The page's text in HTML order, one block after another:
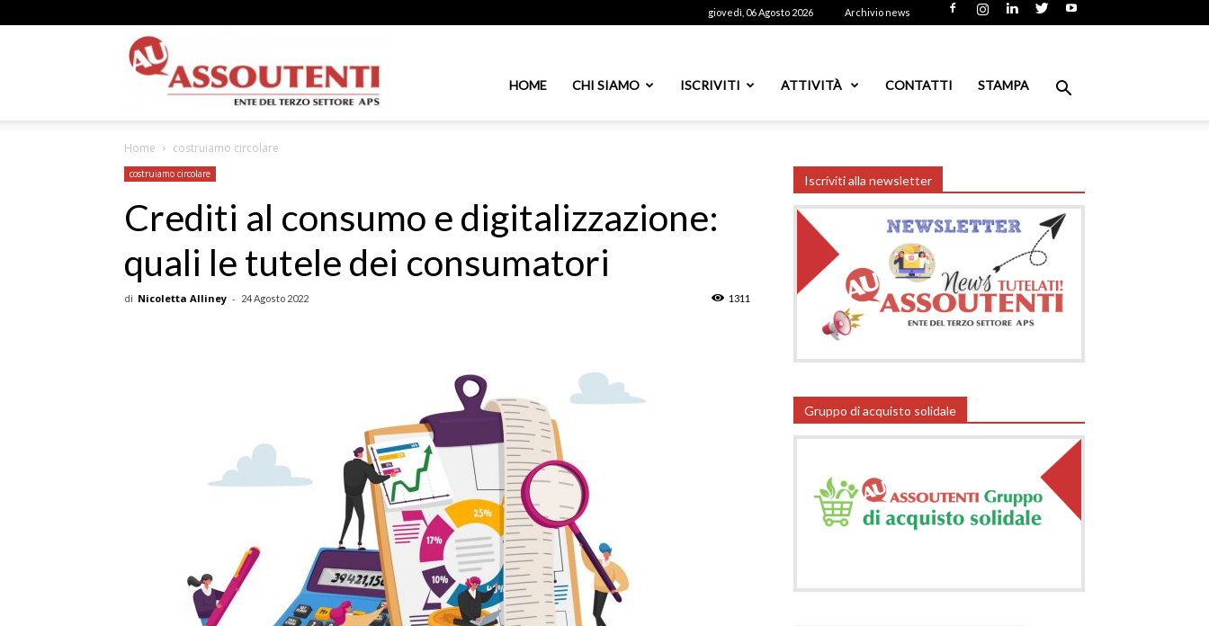
giovedì, 06 Agosto 2026 Archivio news
APS
Tutela
i
HOME CHI SIAMO ISCRIVITI ATTIVITÀ CONTATTI STAMPA
Home costruiamo circolare
costruiamo circolare
Crediti al consumo e digitalizzazione:
quali le tutele dei consumatori
di Nicoletta Alliney - 24 Agosto 2022 1311
Iscriviti alla newsletter
Gruppo di acquisto solidale